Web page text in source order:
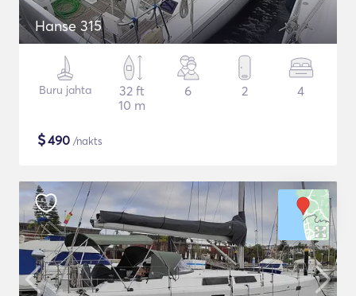
Hanse 315
Buru jahta
32 ft
10 m
6 2 4
$490 /nakts